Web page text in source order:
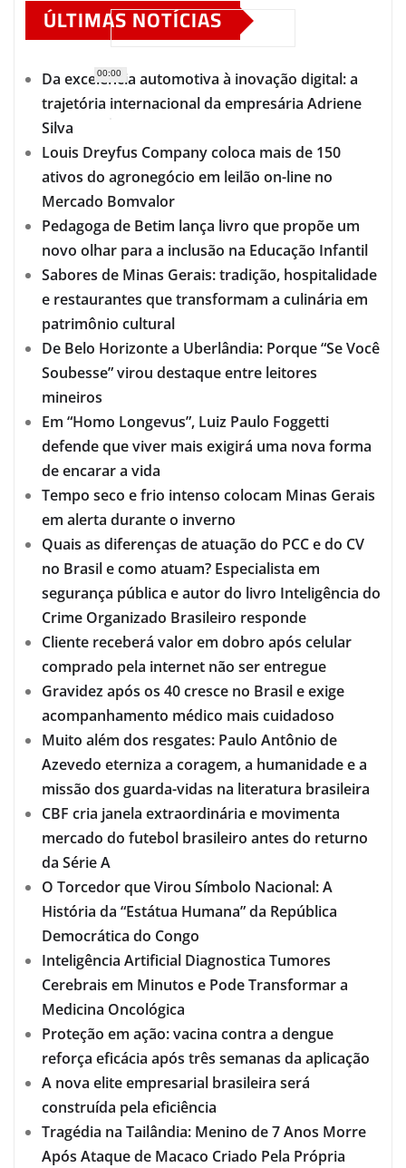
00:00
ÚLTIMAS NOTÍCIAS
Da excelência automotiva à inovação digital: a
trajetória internacional da empresária Adriene
Silva
Louis Dreyfus Company coloca mais de 150
ativos do agronegócio em leilão on-line no
Mercado Bomvalor
Pedagoga de Betim lança livro que propõe um
novo olhar para a inclusão na Educação Infantil
Sabores de Minas Gerais: tradição, hospitalidade
e restaurantes que transformam a culinária em
patrimônio cultural
De Belo Horizonte a Uberlândia: Porque “Se Você
Soubesse” virou destaque entre leitores
mineiros
Em “Homo Longevus”, Luiz Paulo Foggetti
defende que viver mais exigirá uma nova forma
de encarar a vida
Tempo seco e frio intenso colocam Minas Gerais
em alerta durante o inverno
Quais as diferenças de atuação do PCC e do CV
no Brasil e como atuam? Especialista em
segurança pública e autor do livro Inteligência do
Crime Organizado Brasileiro responde
Cliente receberá valor em dobro após celular
comprado pela internet não ser entregue
Gravidez após os 40 cresce no Brasil e exige
acompanhamento médico mais cuidadoso
Muito além dos resgates: Paulo Antônio de
Azevedo eterniza a coragem, a humanidade e a
missão dos guarda-vidas na literatura brasileira
CBF cria janela extraordinária e movimenta
mercado do futebol brasileiro antes do returno
da Série A
O Torcedor que Virou Símbolo Nacional: A
História da “Estátua Humana” da República
Democrática do Congo
Inteligência Artificial Diagnostica Tumores
Cerebrais em Minutos e Pode Transformar a
Medicina Oncológica
Proteção em ação: vacina contra a dengue
reforça eficácia após três semanas da aplicação
A nova elite empresarial brasileira será
construída pela eficiência
Tragédia na Tailândia: Menino de 7 Anos Morre
Após Ataque de Macaco Criado Pela Própria